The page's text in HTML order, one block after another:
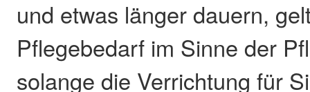
und etwas länger dauern,
Pflegebedarf im Sinne der
solange die Verrichtung für